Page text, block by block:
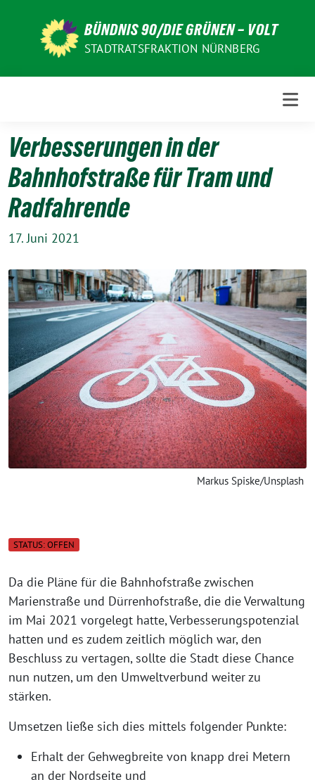
BÜNDNIS 90/DIE GRÜNEN – VOLT
STADTRATSFRAKTION NÜRNBERG
Verbesserungen in der
Bahnhofstraße für Tram und
Radfahrende
17. Juni 2021
Markus Spiske/Unsplash
STATUS: OFFEN
Da die Pläne für die Bahnhofstraße zwischen
Marienstraße und Dürrenhofstraße, die die Verwaltung
im Mai 2021 vorgelegt hatte, Verbesserungspotenzial
hatten und es zudem zeitlich möglich war, den
Beschluss zu vertagen, sollte die Stadt diese Chance
nun nutzen, um den Umweltverbund weiter zu
stärken.
Umsetzen ließe sich dies mittels folgender Punkte:
Erhalt der Gehwegbreite von knapp drei Metern
an der Nordseite und